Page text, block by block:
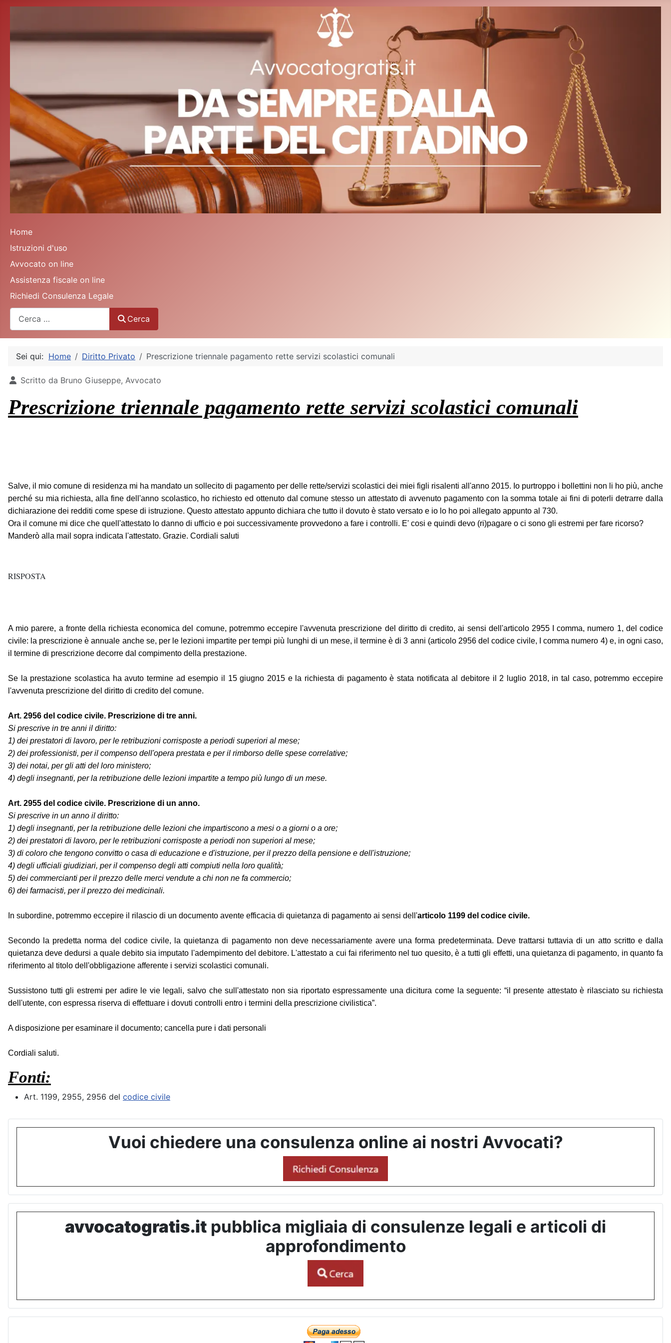
Home
Istruzioni d'uso
Avvocato on line
Assistenza fiscale on line
Richiedi Consulenza Legale
Cerca
Sei qui: Home Diritto Privato Prescrizione triennale pagamento rette servizi scolastici comunali
Dettagli
Scritto da Bruno Giuseppe, Avvocato
Prescrizione triennale pagamento rette servizi scolastici comunali
Salve, il mio comune di residenza mi ha mandato un sollecito di pagamento per delle rette/servizi scolastici dei miei figli risalenti all'anno 2015. Io purtroppo i bollettini non li ho più, anche
perché su mia richiesta, alla fine dell'anno scolastico, ho richiesto ed ottenuto dal comune stesso un attestato di avvenuto pagamento con la somma totale ai fini di poterli detrarre dalla
dichiarazione dei redditi come spese di istruzione. Questo attestato appunto dichiara che tutto il dovuto è stato versato e io lo ho poi allegato appunto al 730.
Ora il comune mi dice che quell'attestato lo danno di ufficio e poi successivamente provvedono a fare i controlli. E' cosi e quindi devo (ri)pagare o ci sono gli estremi per fare ricorso?
Manderò alla mail sopra indicata l'attestato. Grazie. Cordiali saluti
RISPOSTA
A mio parere, a fronte della richiesta economica del comune, potremmo eccepire l'avvenuta prescrizione del diritto di credito, ai sensi dell'articolo 2955 I comma, numero 1, del codice
civile: la prescrizione è annuale anche se, per le lezioni impartite per tempi più lunghi di un mese, il termine è di 3 anni (articolo 2956 del codice civile, I comma numero 4) e, in ogni caso,
il termine di prescrizione decorre dal compimento della prestazione.
Se la prestazione scolastica ha avuto termine ad esempio il 15 giugno 2015 e la richiesta di pagamento è stata notificata al debitore il 2 luglio 2018, in tal caso, potremmo eccepire
l'avvenuta prescrizione del diritto di credito del comune.
Art. 2956 del codice civile. Prescrizione di tre anni.
Si prescrive in tre anni il diritto:
1) dei prestatori di lavoro, per le retribuzioni corrisposte a periodi superiori al mese;
2) dei professionisti, per il compenso dell'opera prestata e per il rimborso delle spese correlative;
3) dei notai, per gli atti del loro ministero;
4) degli insegnanti, per la retribuzione delle lezioni impartite a tempo più lungo di un mese.
Art. 2955 del codice civile. Prescrizione di un anno.
Si prescrive in un anno il diritto:
1) degli insegnanti, per la retribuzione delle lezioni che impartiscono a mesi o a giorni o a ore;
2) dei prestatori di lavoro, per le retribuzioni corrisposte a periodi non superiori al mese;
3) di coloro che tengono convitto o casa di educazione e d'istruzione, per il prezzo della pensione e dell'istruzione;
4) degli ufficiali giudiziari, per il compenso degli atti compiuti nella loro qualità;
5) dei commercianti per il prezzo delle merci vendute a chi non ne fa commercio;
6) dei farmacisti, per il prezzo dei medicinali.
In subordine, potremmo eccepire il rilascio di un documento avente efficacia di quietanza di pagamento ai sensi dell'articolo 1199 del codice civile.
Secondo la predetta norma del codice civile, la quietanza di pagamento non deve necessariamente avere una forma predeterminata. Deve trattarsi tuttavia di un atto scritto e dalla
quietanza deve dedursi a quale debito sia imputato l'adempimento del debitore. L'attestato a cui fai riferimento nel tuo quesito, è a tutti gli effetti, una quietanza di pagamento, in quanto fa
riferimento al titolo dell'obbligazione afferente i servizi scolastici comunali.
Sussistono tutti gli estremi per adire le vie legali, salvo che sull'attestato non sia riportato espressamente una dicitura come la seguente: “il presente attestato è rilasciato su richiesta
dell'utente, con espressa riserva di effettuare i dovuti controlli entro i termini della prescrizione civilistica”.
A disposizione per esaminare il documento; cancella pure i dati personali
Cordiali saluti.
Fonti:
Art. 1199, 2955, 2956 del codice civile
Vuoi chiedere una consulenza online ai nostri Avvocati?
avvocatogratis.it pubblica migliaia di consulenze legali e articoli di
approfondimento